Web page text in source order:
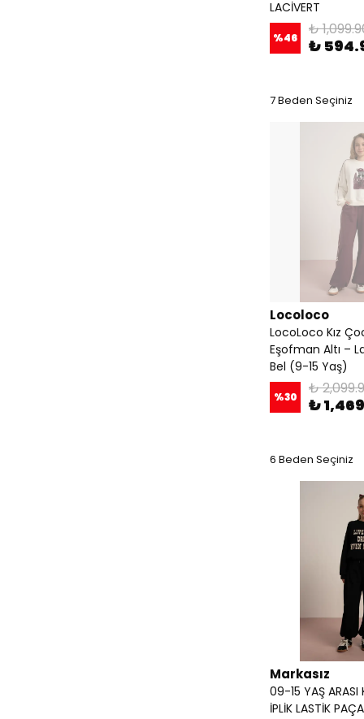
LACİVERT
%46 ₺
₺
7 Beden Seçiniz
Locoloco
LocoLoco Kız
Eşofman Altı –
Bel (9-15 Yaş)
%30 ₺
₺
6 Beden Seçiniz
Markasız
09-15 YAŞ ARASI
İPLİK LASTİK